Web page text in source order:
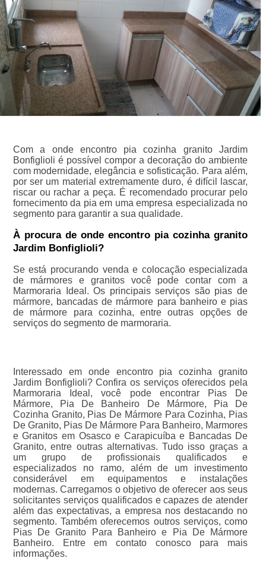
Com a onde encontro pia cozinha granito Jardim
Bonfiglioli é possível compor a decoração do ambiente
com modernidade, elegância e sofisticação. Para além,
por ser um material extremamente duro, é difícil lascar,
riscar ou rachar a peça. É recomendado procurar pelo
fornecimento da pia em uma empresa especializada no
segmento para garantir a sua qualidade.
À procura de onde encontro pia cozinha granito
Jardim Bonfiglioli?
Se está procurando venda e colocação especializada
de mármores e granitos você pode contar com a
Marmoraria Ideal. Os principais serviços são pias de
mármore, bancadas de mármore para banheiro e pias
de mármore para cozinha, entre outras opções de
serviços do segmento de marmoraria.
Interessado em onde encontro pia cozinha granito
Jardim Bonfiglioli? Confira os serviços oferecidos pela
Marmoraria Ideal, você pode encontrar Pias De
Mármore, Pia De Banheiro De Mármore, Pia De
Cozinha Granito, Pias De Mármore Para Cozinha, Pias
De Granito, Pias De Mármore Para Banheiro, Marmores
e Granitos em Osasco e Carapicuíba e Bancadas De
Granito, entre outras alternativas. Tudo isso graças a
um grupo de profissionais qualificados e
especializados no ramo, além de um investimento
considerável em equipamentos e instalações
modernas. Carregamos o objetivo de oferecer aos seus
solicitantes serviços qualificados e capazes de atender
além das expectativas, a empresa nos destacando no
segmento. Também oferecemos outros serviços, como
Pias De Granito Para Banheiro e Pia De Mármore
Banheiro. Entre em contato conosco para mais
informações.